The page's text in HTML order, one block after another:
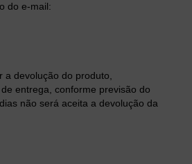
do e-mail:
devolução do produto,
entrega, conforme previsão do
não será aceita a devolução da